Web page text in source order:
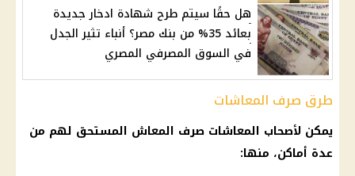
هل حقًا سيتم طرح شهادة ادخار جديدة
بعائد 35% من بنك مصر؟ أنباء تثير الجدل
في السوق المصرفي المصري
طرق صرف المعاشات
يمكن لأصحاب المعاشات صرف المعاش المستحق لهم من
عدة أماكن، منها: